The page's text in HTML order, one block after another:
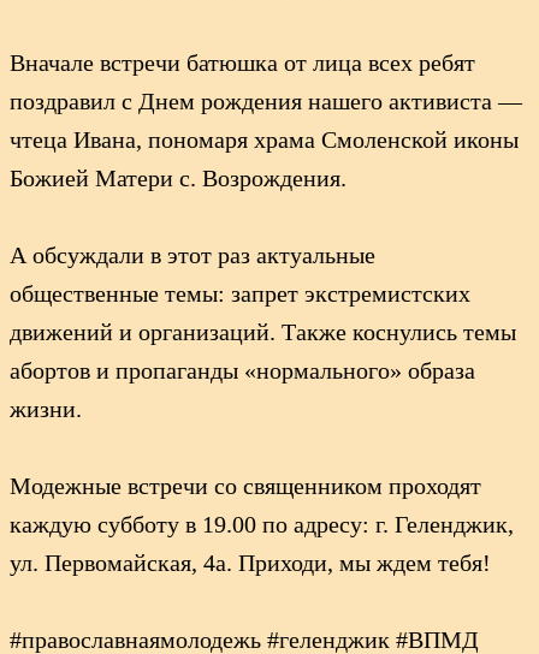
Вначале встречи батюшка от лица всех ребят
поздравил с Днем рождения нашего активиста —
чтеца Ивана, пономаря храма Смоленской иконы
Божией Матери с. Возрождения.
А обсуждали в этот раз актуальные
общественные темы: запрет экстремистских
движений и организаций. Также коснулись темы
абортов и пропаганды «нормального» образа
жизни.
Модежные встречи со священником проходят
каждую субботу в 19.00 по адресу: г. Геленджик,
ул. Первомайская, 4а. Приходи, мы ждем тебя!
#православнаямолодежь #геленджик #ВПМД